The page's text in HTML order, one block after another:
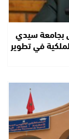
بجامعة سيدي
في تطوير